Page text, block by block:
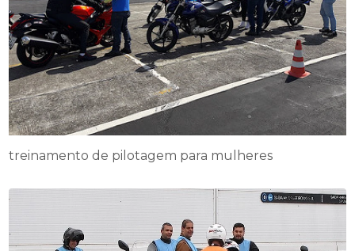
treinamento de pilotagem para mulheres